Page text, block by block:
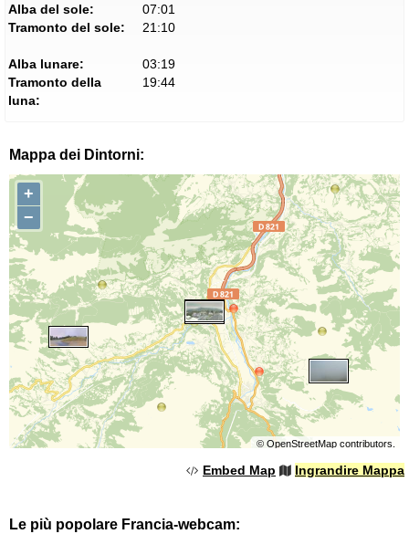
Alba del sole:
07:01
Tramonto del sole:
21:10
Alba lunare:
03:19
Tramonto della
luna:
19:44
Mappa dei Dintorni:
+
−
© OpenStreetMapcontributors.
Embed Map Ingrandire Mappa
Le più popolare Francia-webcam: